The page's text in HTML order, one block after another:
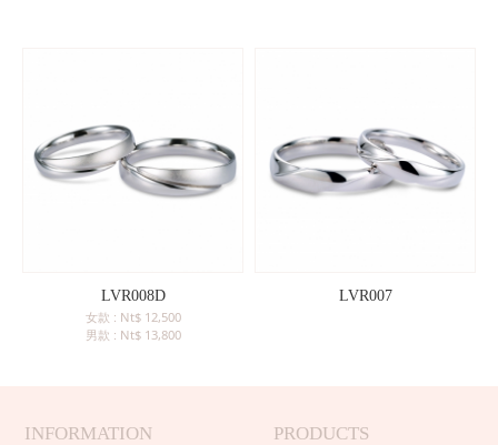
LVR008D
女款 : Nt$ 12,500
男款 : Nt$ 13,800
LVR007
INFORMATION
PRODUCTS